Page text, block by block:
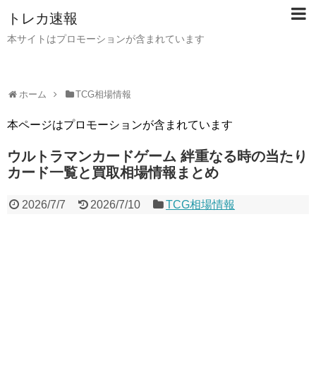
トレカ速報
本サイトはプロモーションが含まれています
ホーム TCG相場情報
本ページはプロモーションが含まれています
ウルトラマンカードゲーム 絆重なる時の当たり
カード一覧と買取相場情報まとめ
2026/7/7 2026/7/10 TCG相場情報